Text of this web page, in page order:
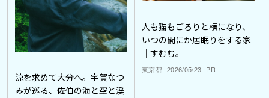
涼を求めて大分へ。宇賀なつ
みが巡る、佐伯の海と空と渓
人も猫もごろりと横になり、
いつの間にか居眠りをする家
｜すむむ。
東京都 2026/05/23 PR